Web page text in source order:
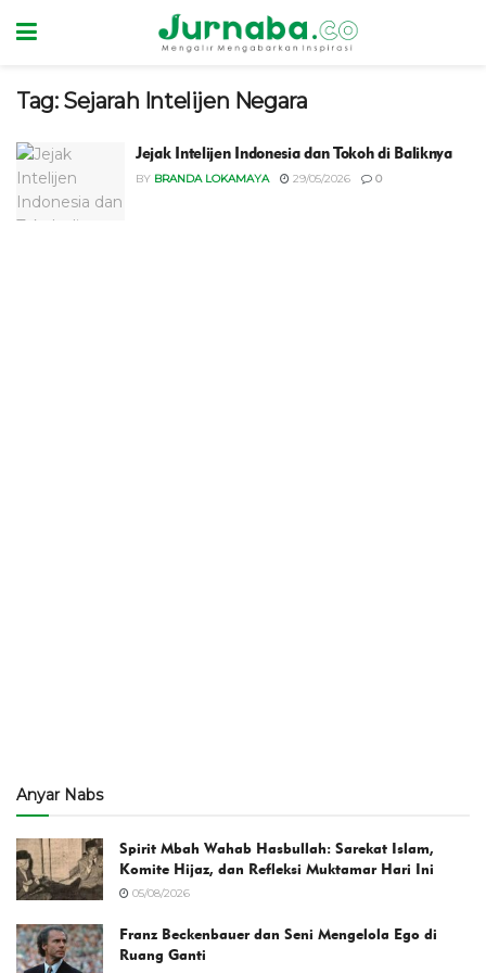
Tag: Sejarah Intelijen Negara
Jejak Intelijen Indonesia dan Tokoh di Baliknya
BY BRANDA LOKAMAYA 29/05/2026 0
Anyar Nabs
Spirit Mbah Wahab Hasbullah: Sarekat Islam,
Komite Hijaz, dan Refleksi Muktamar Hari Ini
05/08/2026
Franz Beckenbauer dan Seni Mengelola Ego di
Ruang Ganti